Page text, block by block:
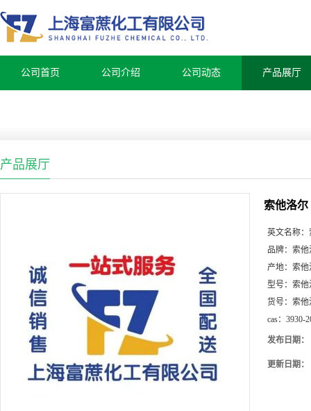
公司首页 公司介绍 公司动态 产品展厅
产品展厅
索他洛尔
英文名称：
品牌： 索他
产地： 索他
型号： 索他
货号： 索他
cas： 3930-
发布日期：
更新日期：